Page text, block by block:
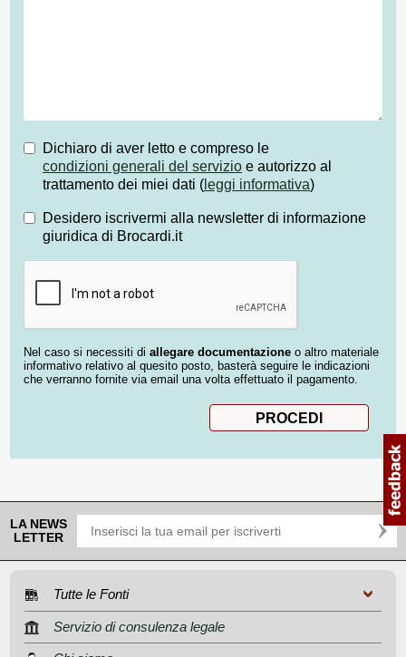
Dichiaro di aver letto e compreso le
condizioni generali del servizio e autorizzo al
trattamento dei miei dati ( leggi informativa)
Desidero iscrivermi alla newsletter di informazione
giuridica di Brocardi.it
Nel caso si necessiti di allegare documentazione o altro materiale
informativo relativo al quesito posto, basterà seguire le indicazioni
che verranno fornite via email una volta effettuato il pagamento.
LA NEWS
LETTER
Tutte le Fonti
Servizio di consulenza legale